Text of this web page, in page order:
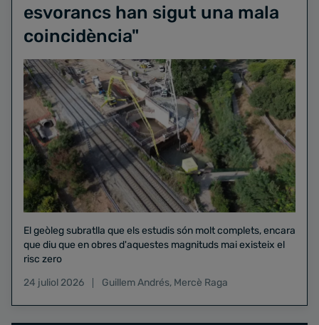
esvorancs han sigut una mala
coincidència"
El geòleg subratlla que els estudis són molt complets, encara
que diu que en obres d'aquestes magnituds mai existeix el
risc zero
24 juliol 2026
Guillem Andrés, Mercè Raga